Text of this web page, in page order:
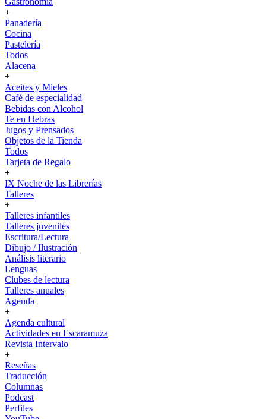
+
Panadería
Cocina
Pastelería
Todos
Alacena
+
Aceites y Mieles
Café de especialidad
Bebidas con Alcohol
Te en Hebras
Jugos y Prensados
Objetos de la Tienda
Todos
Tarjeta de Regalo
+
IX Noche de las Librerías
Talleres
+
Talleres infantiles
Talleres juveniles
Escritura/Lectura
Dibujo / Ilustración
Análisis literario
Lenguas
Clubes de lectura
Talleres anuales
Agenda
+
Agenda cultural
Actividades en Escaramuza
Revista Intervalo
+
Reseñas
Traducción
Columnas
Podcast
Perfiles